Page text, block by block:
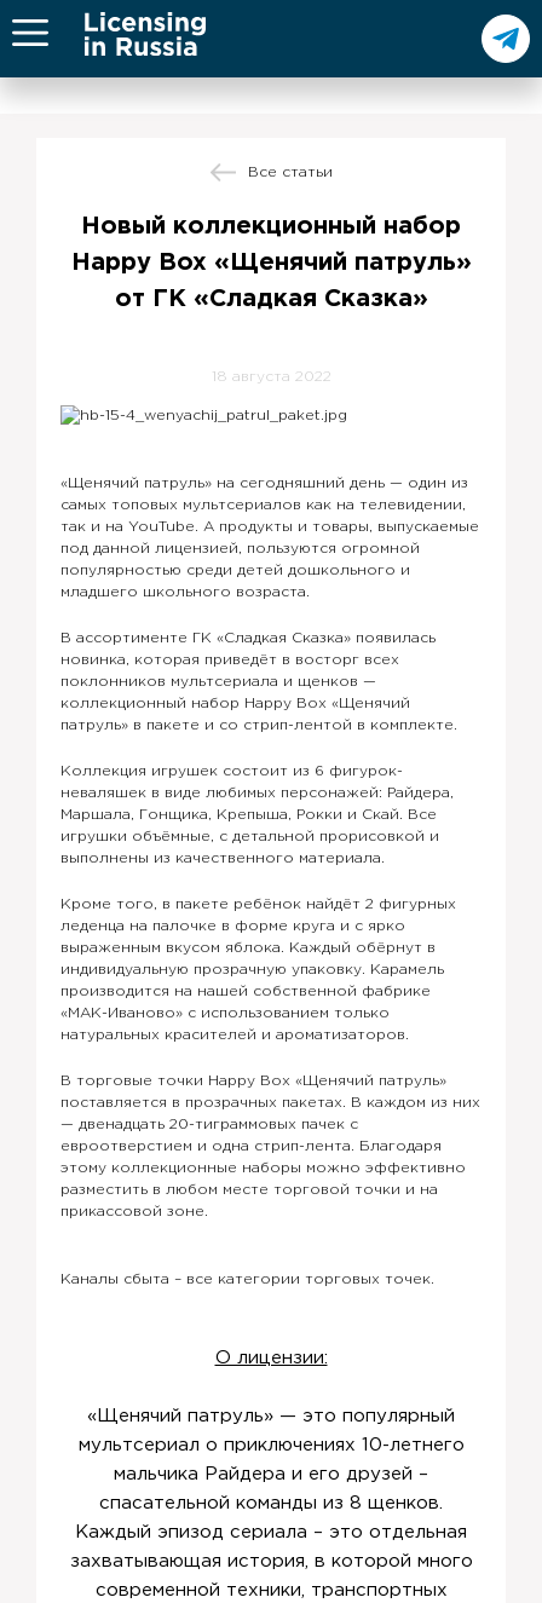
Все статьи
Новый коллекционный набор
Happy Box «Щенячий патруль»
от ГК «Сладкая Сказка»
18 августа 2022
«Щенячий патруль» на сегодняшний день — один из
самых топовых мультсериалов как на телевидении,
так и на YouTube. А продукты и товары, выпускаемые
под данной лицензией, пользуются огромной
популярностью среди детей дошкольного и
младшего школьного возраста.
В ассортименте ГК «Сладкая Сказка» появилась
новинка, которая приведёт в восторг всех
поклонников мультсериала и щенков —
коллекционный набор Happy Box «Щенячий
патруль» в пакете и со стрип-лентой в комплекте.
Коллекция игрушек состоит из 6 фигурок-
неваляшек в виде любимых персонажей: Райдера,
Маршала, Гонщика, Крепыша, Рокки и Скай. Все
игрушки объёмные, с детальной прорисовкой и
выполнены из качественного материала.
Кроме того, в пакете ребёнок найдёт 2 фигурных
леденца на палочке в форме круга и с ярко
выраженным вкусом яблока. Каждый обёрнут в
индивидуальную прозрачную упаковку. Карамель
производится на нашей собственной фабрике
«МАК-Иваново» с использованием только
натуральных красителей и ароматизаторов.
В торговые точки Happy Box «Щенячий патруль»
поставляется в прозрачных пакетах. В каждом из них
— двенадцать 20-тиграммовых пачек с
евроотверстием и одна стрип-лента. Благодаря
этому коллекционные наборы можно эффективно
разместить в любом месте торговой точки и на
прикассовой зоне.
Каналы сбыта – все категории торговых точек.
О лицензии:
«Щенячий патруль» — это популярный
мультсериал о приключениях 10-летнего
мальчика Райдера и его друзей –
спасательной команды из 8 щенков.
Каждый эпизод сериала – это отдельная
захватывающая история, в которой много
современной техники, транспортных